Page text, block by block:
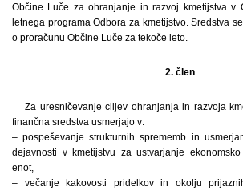
Občine Luče za ohranjanje in razvoj kmetijstva v
letnega programa Odbora za kmetijstvo. Sredstva
o proračunu Občine Luče za tekoče leto.
2. člen
Za uresničevanje ciljev ohranjanja in razvoja
finančna sredstva usmerjajo v:
– pospeševanje strukturnih sprememb in
dejavnosti v kmetijstvu za ustvarjanje
enot,
– večanje kakovosti pridelkov in okolju